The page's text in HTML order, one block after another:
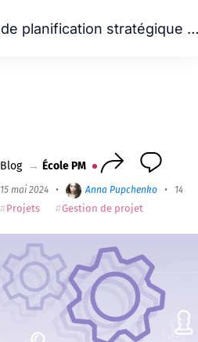
Le processus de planification
Blog → École PM
15 mai 2024 • Anna Pupchenko • 14
Projets Gestion de projet